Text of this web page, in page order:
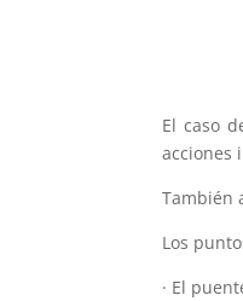
El caso
acciones
También
Los
· El